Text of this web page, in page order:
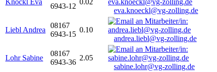
Knöckl Eva
6943-12
0.02
eva.knoeckl@vg-zolling.de
Liebl Andrea
08167
6943-15
0.10
andrea.liebl@vg-zolling.de
Lohr Sabine
08167
6943-36
2.05
sabine.lohr@vg-zolling.de